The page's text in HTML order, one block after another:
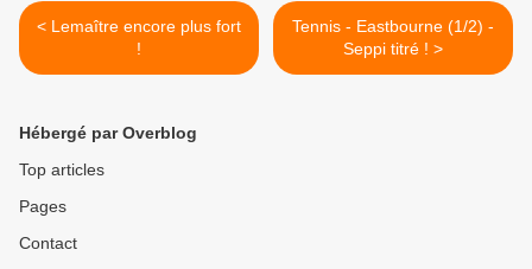
< Lemaître encore plus fort
!
Tennis - Eastbourne (1/2) -
Seppi titré ! >
Hébergé par Overblog
Top articles
Pages
Contact